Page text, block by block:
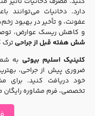
دارد. دخانیات می‌توانند
عفونت، و تأخیر در بهبود
و کاهش ریسک عوارض،
شش هفته قبل از جراحیترک
کلینیک اسلیم بیوتیبه شما
ضروری پیش از جراحی،
خود دریافت کنید. برای
تخصصی، فرم مشاوره رایگان